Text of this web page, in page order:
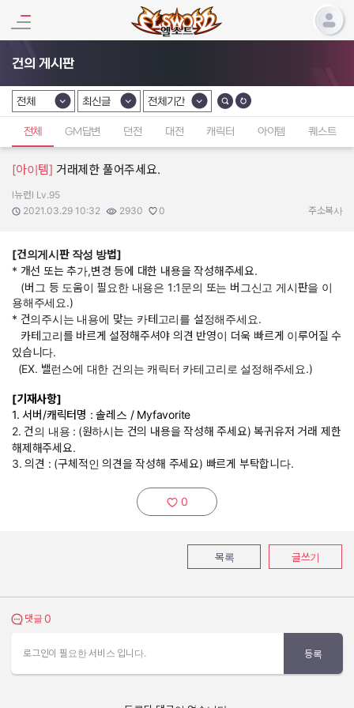
건의 게시판
카테고리 선택
전체
카테고리 선택
최신글
카테고리 선택
전체기간
전체 GM답변 던전 대전 캐릭터 아이템 퀘스트
[아이템] 거래제한 풀어주세요.
작성자:
l뉴런l Lv.95
작성일:
2021.03.29 10:32
조회수:
2930
추천수:
0 주소복사
[건의게시판 작성 방법]
* 개선 또는 추가,변경 등에 대한 내용을 작성해주세요.
(버그 등 도움이 필요한 내용은 1:1문의 또는 버그신고 게시판을 이
용해주세요.)
* 건의주시는 내용에 맞는 카테고리를 설정해주세요.
카테고리를 바르게 설정해주셔야 의견 반영이 더욱 빠르게 이루어질 수
있습니다.
(EX. 밸런스에 대한 건의는 캐릭터 카테고리로 설정해주세요.)
[기재사항]
1. 서버/캐릭터명 : 솔레스 / Myfavorite
2. 건의 내용 : (원하시는 건의 내용을 작성해 주세요) 복귀유저 거래 제한
해제해주세요.
3. 의견 : (구체적인 의견을 작성해 주세요) 빠르게 부탁합니다.
추천하기:
0
목록 글쓰기
댓글 보기
댓글 0
로그인이 필요한 서비스 입니다. 등록